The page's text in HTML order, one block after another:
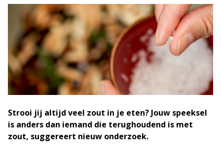
Strooi jij altijd veel zout in je eten? Jouw speeksel
is anders dan iemand die terughoudend is met
zout, suggereert nieuw onderzoek.